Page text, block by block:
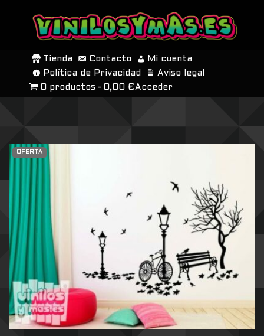
SALTAR
CONTENIDO
Tienda Contacto
Mi cuenta
Política de Privacidad
Aviso legal
0 productos
0,00 € Acceder
OFERTA